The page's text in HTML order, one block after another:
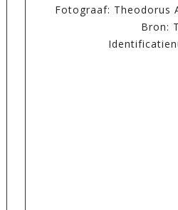
Fotograaf: Theodorus
Bron: